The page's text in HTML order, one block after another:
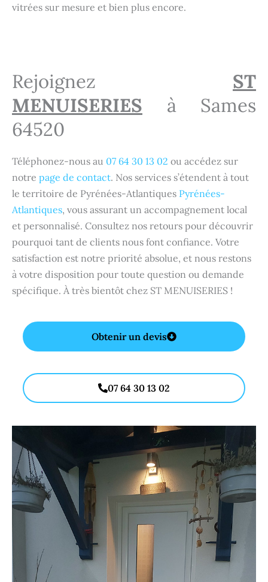
vitrées sur mesure et bien plus encore.
Rejoignez ST
MENUISERIES à Sames
64520
Téléphonez-nous au 07 64 30 13 02 ou accédez sur
notre page de contact. Nos services s’étendent à tout
le territoire de Pyrénées-Atlantiques Pyrénées-
Atlantiques, vous assurant un accompagnement local
et personnalisé. Consultez nos retours pour découvrir
pourquoi tant de clients nous font confiance. Votre
satisfaction est notre priorité absolue, et nous restons
à votre disposition pour toute question ou demande
spécifique. À très bientôt chez ST MENUISERIES !
Obtenir un devis
07 64 30 13 02